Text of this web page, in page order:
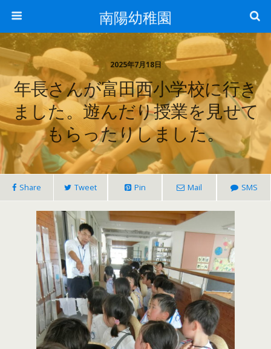
南陽幼稚園
2025年7月18日
年長さんが富田西小学校に行き
ました。遊んだり授業を見せて
もらったりしました。
Share Tweet Pin Mail SMS